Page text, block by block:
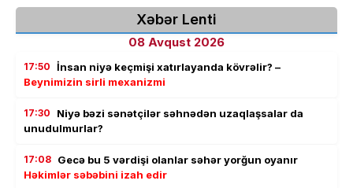
Xəbər Lenti
08 Avqust 2026
17:50 İnsan niyə keçmişi xatırlayanda kövrəlir? –
Beynimizin sirli mexanizmi
17:30
Niyə bəzi sənətçilər səhnədən uzaqlaşsalar da
unudulmurlar?
17:08 Gecə bu 5 vərdişi olanlar səhər yorğun oyanır
Həkimlər səbəbini izah edir